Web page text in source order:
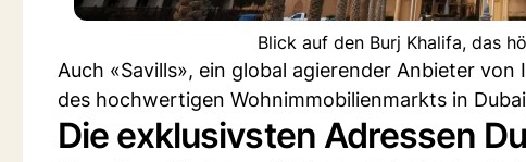
Blick auf den Burj Khalifa, das
Auch «Savills», ein global agierender Anbieter
des hochwertigen Wohnimmobilienmarkts in
Die exklusivsten Adressen